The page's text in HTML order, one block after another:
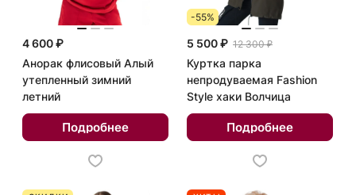
4 600 ₽
Анорак флисовый Алый
утепленный зимний
летний
Подробнее
-55%
5 500 ₽ 12 300 ₽
Куртка парка
непродуваемая Fashion
Style хаки Волчица
Подробнее